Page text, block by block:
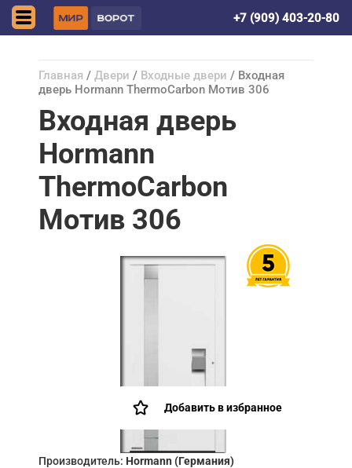
+7 (909) 403-20-80
Главная / Двери / Входные двери / Входная
дверь Hormann ThermoCarbon Мотив 306
Входная дверь
Hormann
ThermoCarbon
Мотив 306
Добавить в избранное
Производитель: Hormann (Германия)